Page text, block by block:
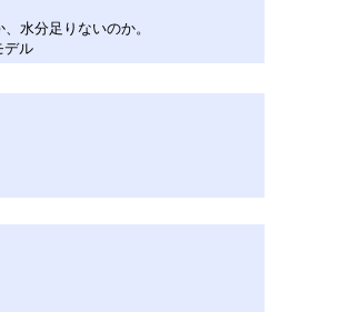
水分足りないのか。
デル